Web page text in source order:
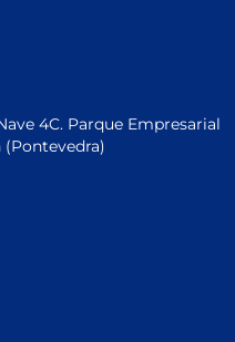
4C. Parque Empresarial